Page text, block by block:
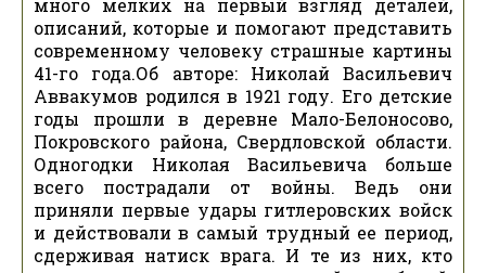
много мелких на первый взгляд деталей,
описаний, которые и помогают представить
современному человеку страшные картины
41-го года.Об авторе: Николай Васильевич
Аввакумов родился в 1921 году. Его детские
годы прошли в деревне Мало-Белоносово,
Покровского района, Свердловской области.
Одногодки Николая Васильевича больше
всего пострадали от войны. Ведь они
приняли первые удары гитлеровских войск
и действовали в самый трудный ее период,
сдерживая натиск врага. И те из них, кто